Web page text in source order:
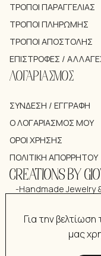
ΤΡΌΠΟΙ ΠΑΡΑΓΓΕΛΊΑΣ
ΤΡΌΠΟΙ ΠΛΗΡΩΜΉΣ
ΤΡΌΠΟΙ ΑΠΟΣΤΟΛΉΣ
ΕΠΙΣΤΡΟΦΈΣ /
ΛΟΓΑΡΙΑΣΜΟΣ
ΣΎΝΔΕΣΗ / ΕΓΓΡΑΦΉ
Ο ΛΟΓΑΡΙΑΣΜΌΣ ΜΟΥ
ΌΡΟΙ ΧΡΉΣΗΣ
ΠΟΛΙΤΙΚΉ ΑΠΟΡΡΉΤΟΥ
CREATIONS BY
-Handmade Jewelry
Για την
μας